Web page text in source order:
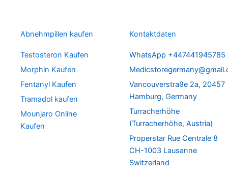
Abnehmpillen kaufen
Testosteron Kaufen
Morphin Kaufen
Fentanyl Kaufen
Tramadol kaufen
Mounjaro Online
Kaufen
Kontaktdaten
WhatsApp +447441945785
Vancouverstraße 2a, 20457
Hamburg, Germany
Turracherhöhe
(Turracherhöhe, Austria)
Properstar Rue Centrale 8
CH-1003 Lausanne
Switzerland